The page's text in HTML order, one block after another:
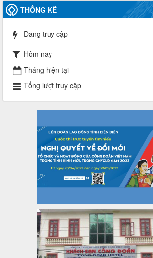
Thời gian đăng: 28/04/2025
lượt xem: 816 | lượt tải:284
485/QĐ-LĐLĐ
Quyết định về việc công bố công khai
nhà nước năm 2024
Thời gian đăng: 29/04/2025
lượt xem: 915 | lượt tải:253
2930/TLĐ-TC
Công văn số 2930/TLĐ-TC, ngày 31/12/
LĐLĐ Việt Nam về việc quy định tỷ lệ phân
KPCĐ 2% qua tài khoản Công đoàn Việt
Thời gian đăng: 06/01/2025
lượt xem: 1066 | lượt tải:437
47-TTCĐ/BTGTU
Thông tin chuyên đề: Một số nôi dung về
máy của hệ thống chính trị tinh gọn, hoạt
lượt xem: 1221 | lượt tải:339
37/HD-TLĐ
Hướng dẫn Công đoàn với việc tổ chức và
Ban Thanh tra Nhân dân
Thời gian đăng: 27/12/2024
lượt xem: 4942 | lượt tải:1349
THỐNG KÊ
Đang truy cập
Hôm nay
Tháng hiện tại
Tổng lượt truy cập